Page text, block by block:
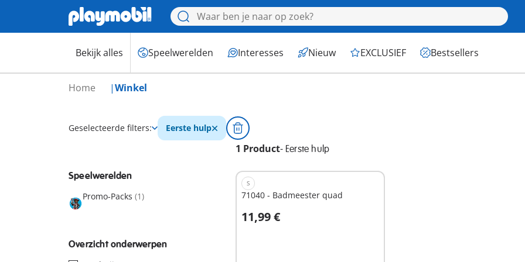
Bekijk alles Speelwerelden Interesses Nieuw EXCLUSIEF Bestsellers
Home Winkel
Geselecteerde filters: Eerste hulp
1 Product- Eerste hulp
Speelwerelden
Promo-Packs (1)
Overzicht onderwerpen
S
71040 - Badmeester quad
11,99 €
In winkelwagen